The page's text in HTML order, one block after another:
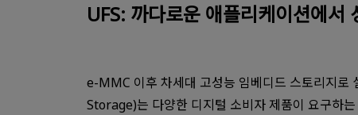
UFS: 까다로운 애플리케이션에서
e-MMC 이후 차세대 고성능 임베디드 스토리지
Storage)는 다양한 디지털 소비자 제품이 요구하